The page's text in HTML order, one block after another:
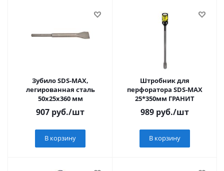
Зубило SDS-MAX,
легированная сталь
50х25х360 мм
907 руб./шт
В корзину
Штробник для
перфоратора SDS-МАХ
25*350мм ГРАНИТ
989 руб./шт
В корзину